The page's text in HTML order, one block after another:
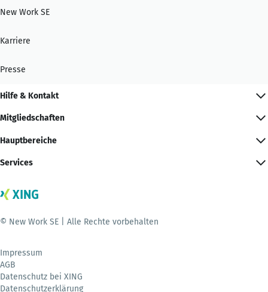
New Work SE
Karriere
Presse
Hilfe & Kontakt
Mitgliedschaften
Hauptbereiche
Services
© New Work SE | Alle Rechte vorbehalten
Impressum
AGB
Datenschutz bei XING
Datenschutzerklärung